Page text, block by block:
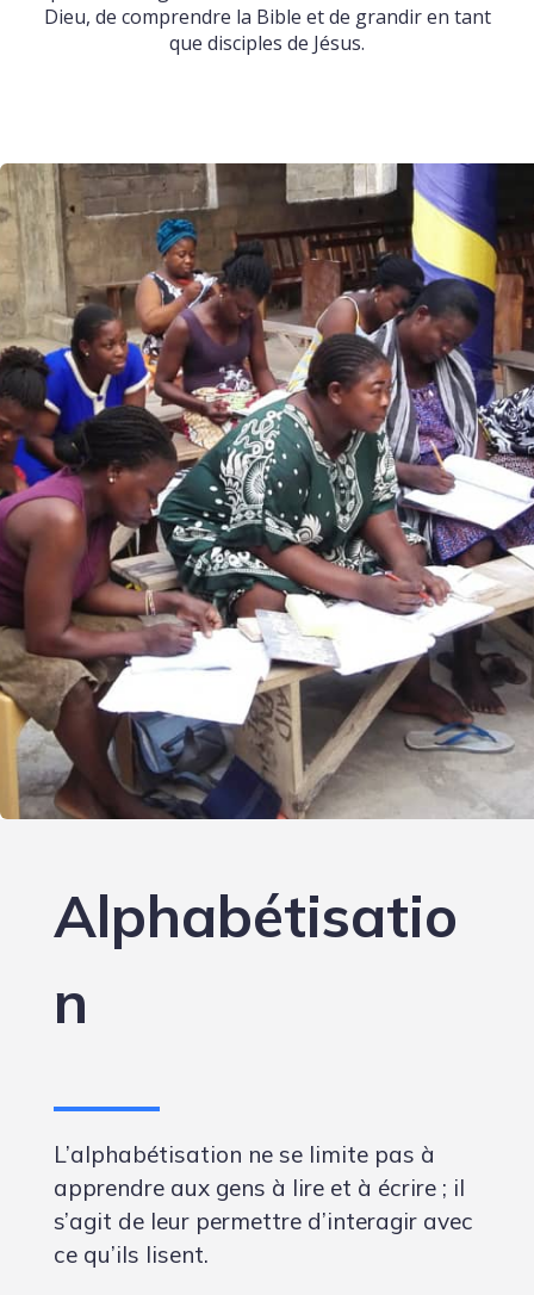
Dieu, de comprendre la Bible et de grandir en tant
que disciples de Jésus.
Alphabétisatio
n
L’alphabétisation ne se limite pas à
apprendre aux gens à lire et à écrire ; il
s’agit de leur permettre d’interagir avec
ce qu’ils lisent.